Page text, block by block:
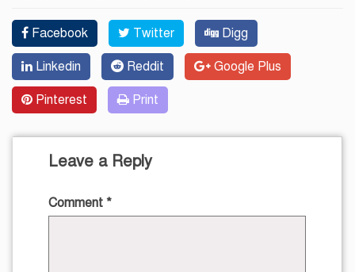
Facebook Twitter Digg
Linkedin Reddit Google Plus
Pinterest Print
Leave a Reply
Comment *